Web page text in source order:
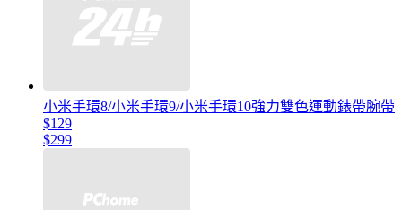
小米手環8/小米手環9/小米手環10強力雙色運動錶帶腕帶
$129
$299